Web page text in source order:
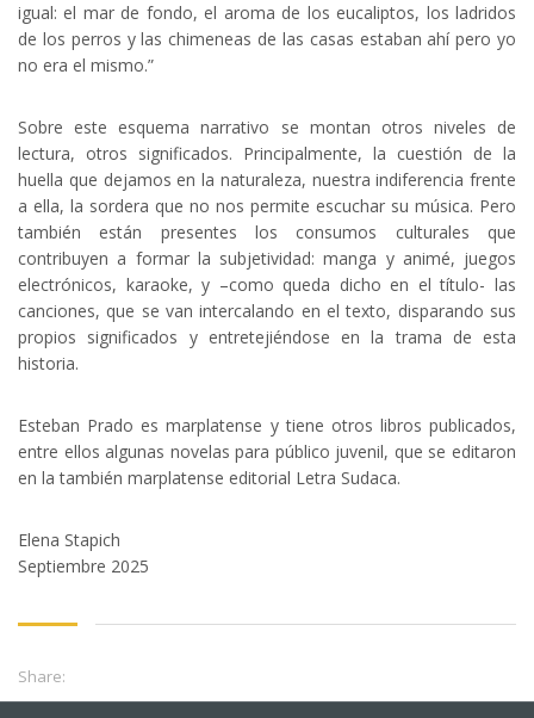
igual: el mar de fondo, el aroma de los eucaliptos, los ladridos
de los perros y las chimeneas de las casas estaban ahí pero yo
no era el mismo.”
Sobre este esquema narrativo se montan otros niveles de
lectura, otros significados. Principalmente, la cuestión de la
huella que dejamos en la naturaleza, nuestra indiferencia frente
a ella, la sordera que no nos permite escuchar su música. Pero
también están presentes los consumos culturales que
contribuyen a formar la subjetividad: manga y animé, juegos
electrónicos, karaoke, y –como queda dicho en el título- las
canciones, que se van intercalando en el texto, disparando sus
propios significados y entretejiéndose en la trama de esta
historia.
Esteban Prado es marplatense y tiene otros libros publicados,
entre ellos algunas novelas para público juvenil, que se editaron
en la también marplatense editorial Letra Sudaca.
Elena Stapich
Septiembre 2025
Share: